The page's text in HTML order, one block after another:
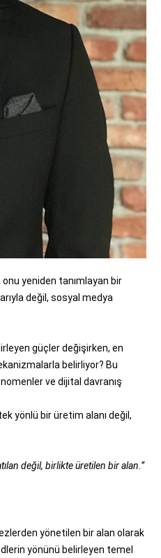
onu yeniden tanımlayan bir
değil, sosyal medya
güçler değişirken, en
belirliyor? Bu
ve dijital davranış
yönlü bir üretim alanı değil,
değil, birlikte üretilen bir alan.”
yönetilen bir alan olarak
yönünü belirleyen temel